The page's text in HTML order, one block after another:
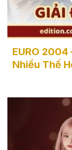
EURO 2004 -
EURO 2004
Nhiều Thế